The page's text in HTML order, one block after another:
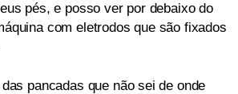
pés, e posso ver por debaixo do
com eletrodos que são fixados
pancadas que não sei de onde